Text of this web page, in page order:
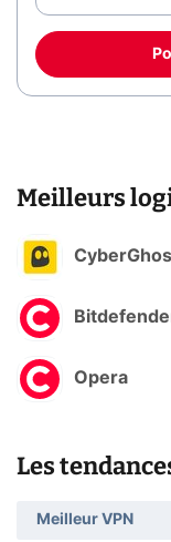
Meilleurs
Opera
Les
Meilleur VPN